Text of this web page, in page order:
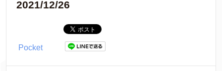
2021/12/26
Pocket